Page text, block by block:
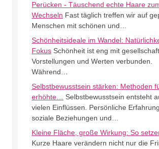
Perücken - Täuschend echte Haare
Wechseln Fast täglich treffen wir auf
Menschen mit schönen und…
Schönheitsideale im Wandel:
FokusSchönheit ist eng mit
Vorstellungen und Werten verbunden.
Während…
Selbstbewusstsein stärken: Methoden
erhöhte…
Selbstbewusstsein entsteht
vielen Einflüssen. Persönliche
soziale Beziehungen und…
Kleine Fläche, große Wirkung: So
Kurze Haare verändern nicht nur die